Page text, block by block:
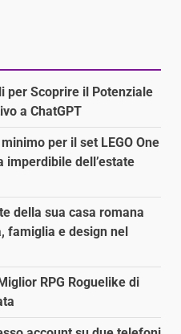
per Scoprire il Potenziale
a ChatGPT
per il set LEGO One
imperdibile dell’estate
della sua casa romana
famiglia e design nel
RPG Roguelike di